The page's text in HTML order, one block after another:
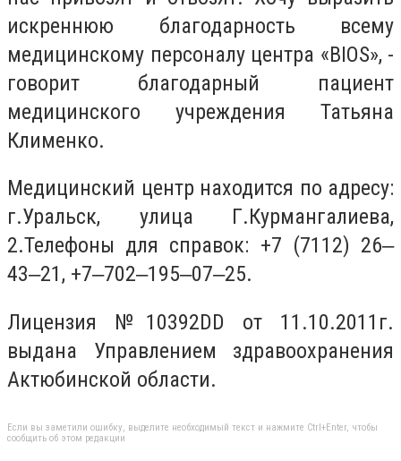
искреннюю благодарность всему
медицинскому персоналу центра «BIOS», -
говорит благодарный пациент
медицинского учреждения Татьяна
Клименко.
Медицинский центр находится по адресу:
г.Уральск, улица Г.Курмангалиева,
2.Телефоны для справок: +7 (7112) 26‒
43‒21, +7‒702‒195‒07‒25.
Лицензия №10392DD от 11.10.2011г.
выдана Управлением здравоохранения
Актюбинской области.
Если вы заметили ошибку, выделите необходимый текст и нажмите Ctrl+Enter, чтобы
сообщить об этом редакции